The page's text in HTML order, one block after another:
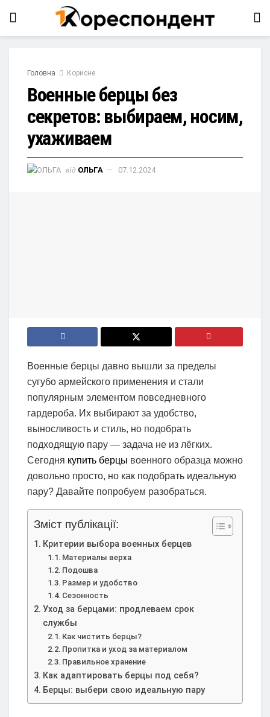
Головна Корисне
Военные берцы без
секретов: выбираем, носим,
ухаживаем
від ОЛЬГА 07.12.2024
Военные берцы давно вышли за пределы
сугубо армейского применения и стали
популярным элементом повседневного
гардероба. Их выбирают за удобство,
выносливость и стиль, но подобрать
подходящую пару — задача не из лёгких.
Сегодня купить берцы военного образца можно
довольно просто, но как подобрать идеальную
пару? Давайте попробуем разобраться.
Зміст публікації:
Критерии выбора военных берцев
Материалы верха
Подошва
Размер и удобство
Сезонность
Уход за берцами: продлеваем срок
службы
Как чистить берцы?
Пропитка и уход за материалом
Правильное хранение
Как адаптировать берцы под себя?
Берцы: выбери свою идеальную пару